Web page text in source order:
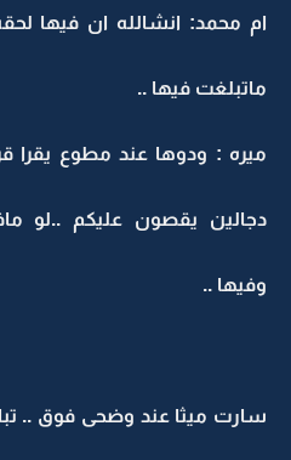
ام محمد: انشالله ان فيها
ماتبلغت فيها ..
ميره : ودوها عند مطوع يقرا
دجالين يقصون عليكم ..لو
وفيها ..
سارت ميثا عند وضحى فوق ..